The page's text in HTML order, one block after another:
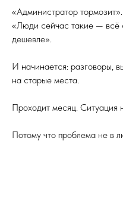
«Администратор
«Люди сейчас такие — всё
дешевле».
И начинается: разговоры,
на старые места.
Проходит месяц. Ситуация
Потому что проблема не в